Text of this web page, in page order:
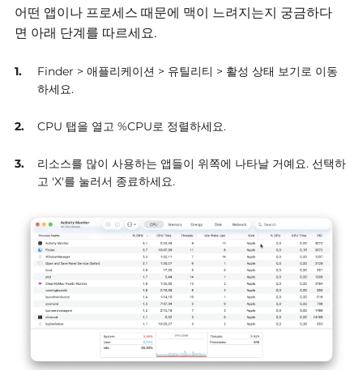
어떤 앱이나 프로세스 때문에 맥이 느려지는지 궁금하다
면 아래 단계를 따르세요.
Finder > 애플리케이션 > 유틸리티 > 활성 상태 보기로 이동
하세요.
CPU 탭을 열고 %CPU로 정렬하세요.
리소스를 많이 사용하는 앱들이 위쪽에 나타날 거예요. 선택하
고 'X'를 눌러서 종료하세요.